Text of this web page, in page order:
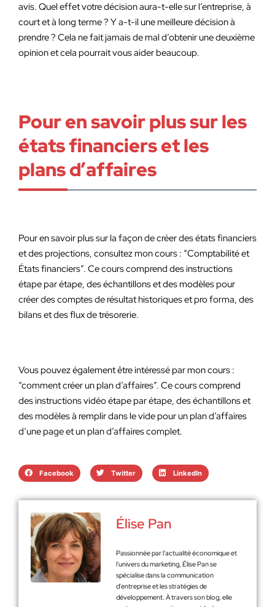
avis. Quel effet votre décision aura-t-elle sur l’entreprise, à
court et à long terme ? Y a-t-il une meilleure décision à
prendre ? Cela ne fait jamais de mal d’obtenir une deuxième
opinion et cela pourrait vous aider beaucoup.
Pour en savoir plus sur les
états financiers et les
plans d’affaires
Pour en savoir plus sur la façon de créer des états financiers
et des projections, consultez mon cours : “Comptabilité et
États financiers”. Ce cours comprend des instructions
étape par étape, des échantillons et des modèles pour
créer des comptes de résultat historiques et pro forma, des
bilans et des flux de trésorerie.
Vous pouvez également être intéressé par mon cours :
“comment créer un plan d’affaires”. Ce cours comprend
des instructions vidéo étape par étape, des échantillons et
des modèles à remplir dans le vide pour un plan d’affaires
d’une page et un plan d’affaires complet.
Facebook Twitter LinkedIn
Élise Pan
Passionnée par l'actualité économique et
l'univers du marketing, Élise Pan se
spécialise dans la communication
d'entreprise et les stratégies de
développement. À travers son blog, elle